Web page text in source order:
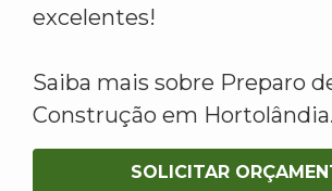
excelentes!
Saiba mais sobre Preparo
Construção em Hortolândia.
SOLICITAR